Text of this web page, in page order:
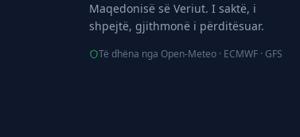
Maqedonisë së Veriut. I saktë, i
shpejtë, gjithmonë i përditësuar.
Të dhëna nga Open-Meteo · ECMWF · GFS